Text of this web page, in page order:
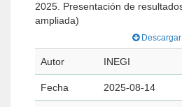
2025. Presentación de
ampliada)
Descargar
Autor INEGI
Fecha 2025-08-14